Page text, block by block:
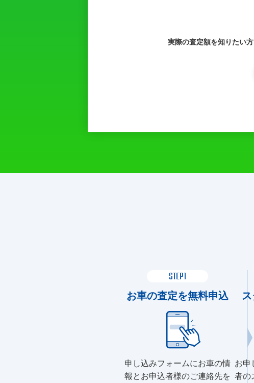
実際の査定額を知りたい
STEP1
お車の査定を無料申込
申し込みフォームにお車の情
報とお申込者様のご連絡先を
お申
者の